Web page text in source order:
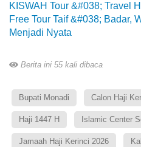
KISWAH Tour &#038; Travel
Free Tour Taif &#038; Badar,
Menjadi Nyata
Berita ini 55 kali dibaca
Bupati Monadi Calon Haji
Haji 1447 H Islamic Center
Jamaah Haji Kerinci 2026